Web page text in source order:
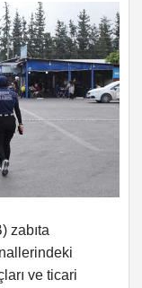
zabıta
ve ticari